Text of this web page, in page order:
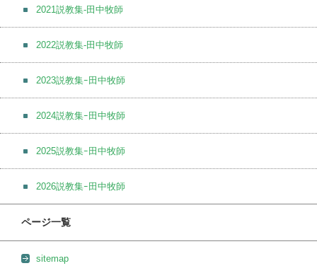
2021説教集-田中牧師
2022説教集-田中牧師
2023説教集ｰ田中牧師
2024説教集ｰ田中牧師
2025説教集ｰ田中牧師
2026説教集ｰ田中牧師
ページ一覧
sitemap